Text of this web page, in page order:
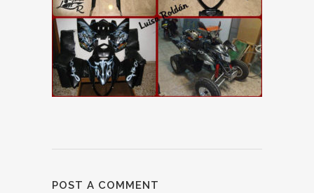
POST A COMMENT